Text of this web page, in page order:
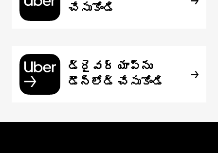
చేసుకోండి
డ్రైవర్ యాప్‌ను
డౌన్‌లోడ్ చేసుకోండి